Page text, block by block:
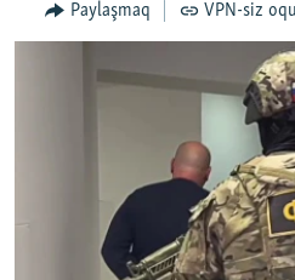
İNSAN AQLARI
Paylaşmaq VPN-siz